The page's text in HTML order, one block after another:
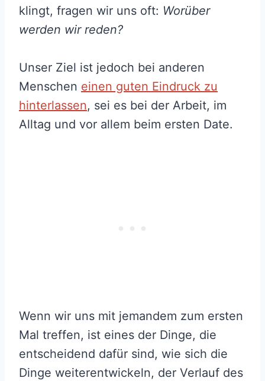
klingt, fragen wir uns oft: Worüber
werden wir reden?
Unser Ziel ist jedoch bei anderen
Menschen einen guten Eindruck zu
hinterlassen, sei es bei der Arbeit, im
Alltag und vor allem beim ersten Date.
Wenn wir uns mit jemandem zum ersten
Mal treffen, ist eines der Dinge, die
entscheidend dafür sind, wie sich die
Dinge weiterentwickeln, der Verlauf des